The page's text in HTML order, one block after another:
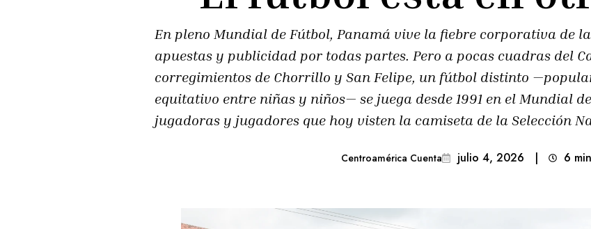
En pleno Mundial de Fútbol, Panamá vive la fiebre corporativa de
apuestas y publicidad por todas partes. Pero a pocas cuadras del
corregimientos de Chorrillo y San Felipe, un fútbol distinto
equitativo entre niñas y niños— se juega desde 1991 en el Mundial
jugadoras y jugadores que hoy visten la camiseta de la Selección
Centroamérica Cuenta julio 4, 2026 | 6 min